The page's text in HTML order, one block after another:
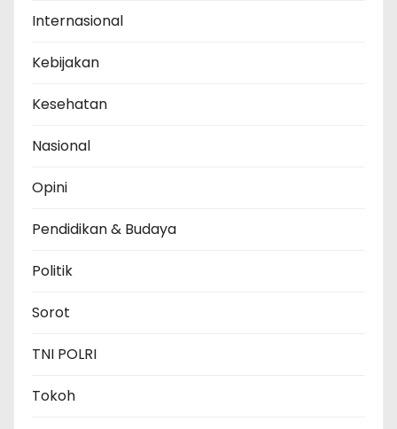
Internasional
Kebijakan
Kesehatan
Nasional
Opini
Pendidikan & Budaya
Politik
Sorot
TNI POLRI
Tokoh